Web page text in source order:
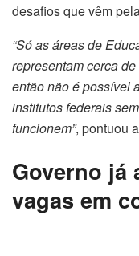
desafios que vêm
“Só as áreas de
representam cerca
então não é possível
institutos federais
funcionem”, pontuou
Governo já
vagas em